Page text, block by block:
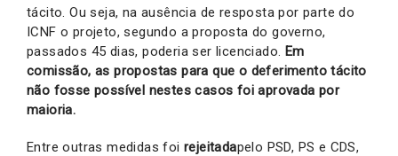
tácito. Ou seja, na ausência de resposta por parte do
ICNF o projeto, segundo a proposta do governo,
passados 45 dias, poderia ser licenciado. Em
comissão, as propostas para que o deferimento tácito
não fosse possível nestes casos foi aprovada por
maioria.
Entre outras medidas foi rejeitadapelo PSD, PS e CDS,